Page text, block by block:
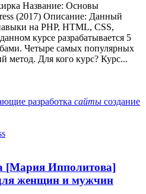
Название: Основы
(2017) Описание: Данный
на PHP, HTML, CSS,
курсе разрабатывается 5
Четыре самых популярных
метод. Для кого курс? Курс...
разработка сайты создание
[Мария Ипполитова]
женщин и мужчин